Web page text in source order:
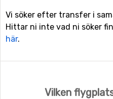
Vi söker efter transfer i
Hittar ni inte vad ni söker
här.
Vilken